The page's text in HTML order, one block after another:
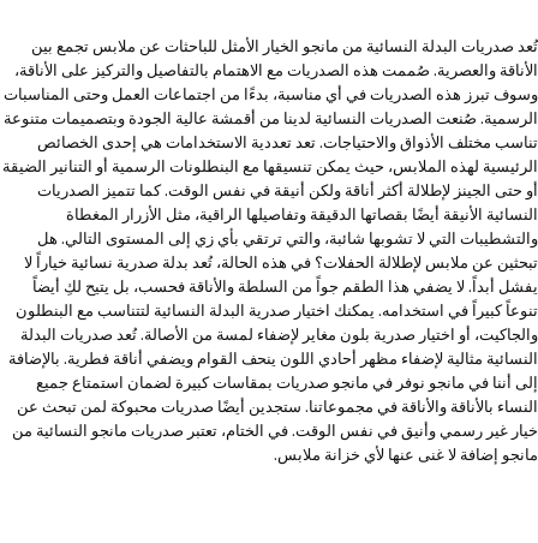
تُعد صدريات البدلة النسائية من مانجو الخيار الأمثل للباحثات عن ملابس تجمع بين
الأناقة والعصرية. صُممت هذه الصدريات مع الاهتمام بالتفاصيل والتركيز على الأناقة،
وسوف تبرز هذه الصدريات في أي مناسبة، بدءًا من اجتماعات العمل وحتى المناسبات
الرسمية. صُنعت الصدريات النسائية لدينا من أقمشة عالية الجودة وبتصميمات متنوعة
تناسب مختلف الأذواق والاحتياجات. تعد تعددية الاستخدامات هي إحدى الخصائص
الرئيسية لهذه الملابس، حيث يمكن تنسيقها مع البنطلونات الرسمية أو التنانير الضيقة
أو حتى الجينز لإطلالة أكثر أناقة ولكن أنيقة في نفس الوقت. كما تتميز الصدريات
النسائية الأنيقة أيضًا بقصاتها الدقيقة وتفاصيلها الراقية، مثل الأزرار المغطاة
والتشطيبات التي لا تشوبها شائبة، والتي ترتقي بأي زي إلى المستوى التالي. هل
تبحثين عن ملابس لإطلالة الحفلات؟ في هذه الحالة، تُعد بدلة صدرية نسائية خياراً لا
يفشل أبداً. لا يضفي هذا الطقم جواً من السلطة والأناقة فحسب، بل يتيح لكِ أيضاً
تنوعاً كبيراً في استخدامه. يمكنك اختيار صدرية البدلة النسائية لتتناسب مع البنطلون
والجاكيت، أو اختيار صدرية بلون مغاير لإضفاء لمسة من الأصالة. تُعد صدريات البدلة
النسائية مثالية لإضفاء مظهر أحادي اللون ينحف القوام ويضفي أناقة فطرية. بالإضافة
إلى أننا في مانجو نوفر في مانجو صدريات بمقاسات كبيرة لضمان استمتاع جميع
النساء بالأناقة والأناقة في مجموعاتنا. ستجدين أيضًا صدريات محبوكة لمن تبحث عن
خيار غير رسمي وأنيق في نفس الوقت. في الختام، تعتبر صدريات مانجو النسائية من
مانجو إضافة لا غنى عنها لأي خزانة ملابس.